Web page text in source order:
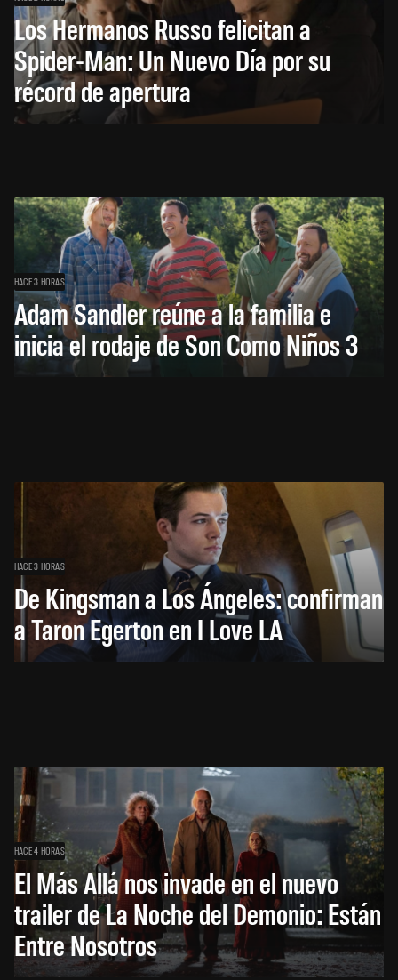
Los Hermanos Russo felicitan a
Spider-Man: Un Nuevo Día por su
récord de apertura
HACE 3 HORAS
Adam Sandler reúne a la familia e
inicia el rodaje de Son Como Niños 3
HACE 3 HORAS
De Kingsman a Los Ángeles: confirman
a Taron Egerton en I Love LA
HACE 4 HORAS
El Más Allá nos invade en el nuevo
trailer de La Noche del Demonio: Están
Entre Nosotros